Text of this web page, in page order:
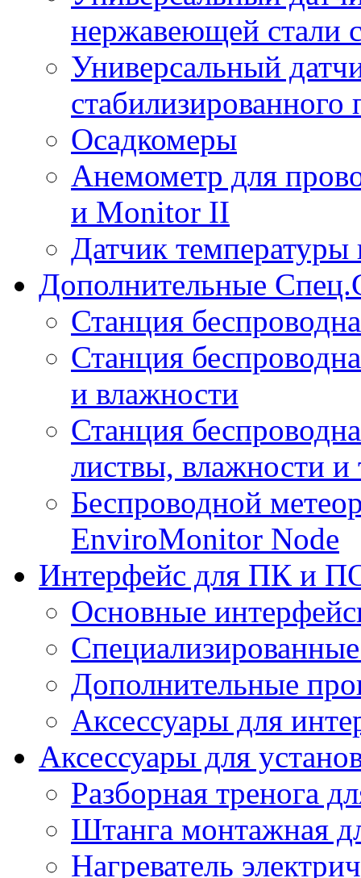
нержавеющей стали
Универсальный
стабилизированного
Осадкомеры
Анемометр для
и Monitor II
Датчик температуры
Дополнительные
Станция
Станция
и влажности
Станция
листвы, влажности
Беспроводной
EnviroMonitor Node
Интерфейс для ПК и
Основные
Дополнительные
Аксессуары для
Аксессуары для
Разборная тренога
Штанга монтажная
Нагреватель